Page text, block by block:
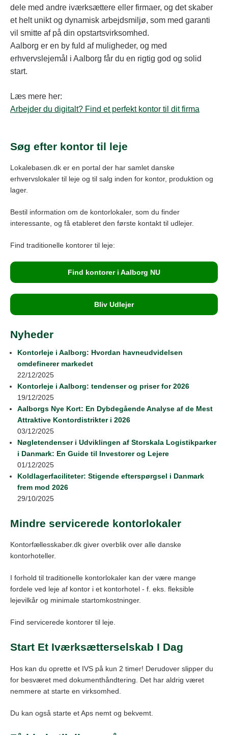
dele med andre iværksættere eller firmaer, og det skaber
et helt unikt og dynamisk arbejdsmiljø, som med garanti
vil smitte af på din opstartsvirksomhed.
Aalborg er en by fuld af muligheder, og med
erhvervslejemål i Aalborg får du en rigtig god og solid
start.
Læs mere her:
Arbejder du digitalt? Find et perfekt kontor til dit firma
Søg efter kontor til leje
Lokalebasen.dk er en portal der har samlet danske
erhvervslokaler til leje og til salg inden for kontor, produktion og
lager.
Bestil information om de kontorlokaler, som du finder
interessante, og få etableret den første kontakt til udlejer.
Find traditionelle kontorer til leje:
Find kontorer i Aalborg NU
Bliv Udlejer
Nyheder
Kontorleje i Aalborg: Hvordan havneudvidelsen
omdefinerer markedet
22/12/2025
Kontorleje i Aalborg: tendenser og priser for 2026
19/12/2025
Aalborgs Nye Kort: En Dybdegående Analyse af de Mest
Attraktive Kontordistrikter i 2026
03/12/2025
Nøgletendenser i Udviklingen af Storskala Logistikparker
i Danmark: En Guide til Investorer og Lejere
01/12/2025
Koldlagerfaciliteter: Stigende efterspørgsel i Danmark
frem mod 2026
29/10/2025
Mindre servicerede kontorlokaler
Kontorfællesskaber.dk giver overblik over alle danske
kontorhoteller.
I forhold til traditionelle kontorlokaler kan der være mange
fordele ved leje af kontor i et kontorhotel - f. eks. fleksible
lejevilkår og minimale startomkostninger.
Find servicerede kontorer til leje.
Start Et Iværksætterselskab I Dag
Hos kan du oprette et IVS på kun 2 timer! Derudover slipper du
for besværet med dokumenthåndtering. Det har aldrig været
nemmere at starte en virksomhed.
Du kan også starte et Aps nemt og bekvemt.